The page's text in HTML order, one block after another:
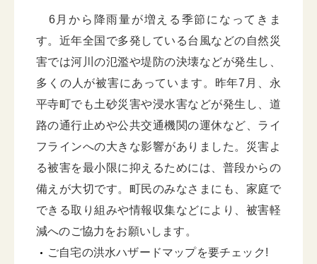
6月から降雨量が増える季節になってきま
す。近年全国で多発している台風などの自然災
害では河川の氾濫や堤防の決壊などが発生し、
多くの人が被害にあっています。昨年7月、永
平寺町でも土砂災害や浸水害などが発生し、道
路の通行止めや公共交通機関の運休など、ライ
フラインへの大きな影響がありました。災害よ
る被害を最小限に抑えるためには、普段からの
備えが大切です。町民のみなさまにも、家庭で
できる取り組みや情報収集などにより、被害軽
減へのご協力をお願いします。
ご自宅の洪水ハザードマップを要チェック!